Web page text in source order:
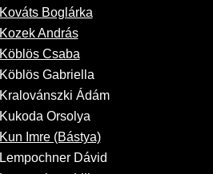
Kováts Boglárka
Kozek András
Köblös Csaba
Köblös Gabriella
Kralovánszki Ádám
Kukoda Orsolya
Kun Imre (Bástya)
Lempochner Dávid